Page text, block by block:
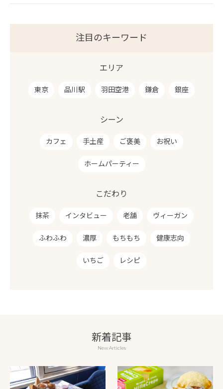
注目のキーワード
エリア
東京 品川駅 羽田空港 鎌倉 銀座
シーン
カフェ 手土産 ご褒美 お祝い
ホームパーティー
こだわり
抹茶 インタビュー 老舗 ヴィーガン
ふわふわ 濃厚 もちもち 健康志向
いちご レシピ
新着記事
New Articles